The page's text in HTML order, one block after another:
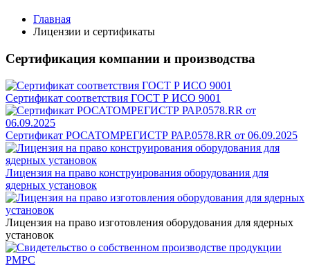
Главная
Лицензии и сертификаты
Сертификация компании и производства
Сертификат соответствия ГОСТ Р ИСО 9001
Сертификат РОСАТОМРЕГИСТР РАР.0578.RR от 06.09.2025
Лицензия на право конструирования оборудования для
ядерных установок
Лицензия на право изготовления оборудования для ядерных
установок